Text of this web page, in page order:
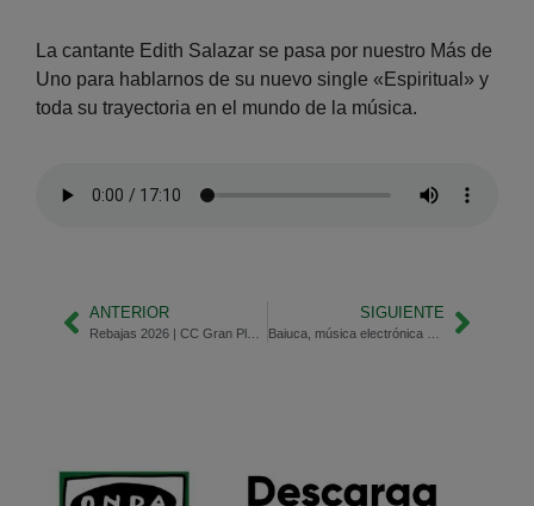
La cantante Edith Salazar se pasa por nuestro Más de
Uno para hablarnos de su nuevo single «Espiritual» y
toda su trayectoria en el mundo de la música.
ANTERIOR SIGUIENTE